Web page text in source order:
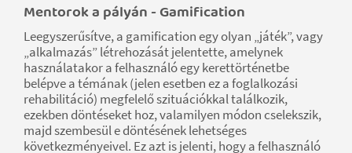
Mentorok a pályán - Gamification
Leegyszerűsítve, a gamification egy olyan „játék”, vagy
„alkalmazás” létrehozását jelentette, amelynek
használatakor a felhasználó egy kerettörténetbe
belépve a témának (jelen esetben ez a foglalkozási
rehabilitáció) megfelelő szituációkkal találkozik,
ezekben döntéseket hoz, valamilyen módon cselekszik,
majd szembesül e döntésének lehetséges
következményeivel. Ez azt is jelenti, hogy a felhasználó